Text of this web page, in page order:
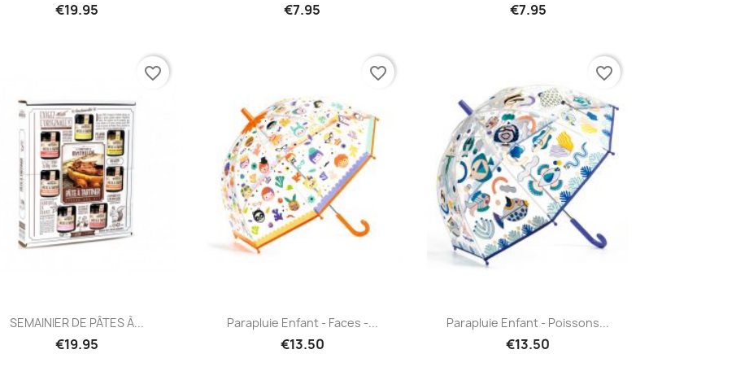
€19.95 €7.95 €7.95
Quick view
SEMAINIER DE PÂTES À...
€19.95
favorite_border
Quick view
Parapluie Enfant - Faces -...
€13.50
favorite_border
Quick view
Parapluie Enfant - Poissons...
€13.50
favorite_border